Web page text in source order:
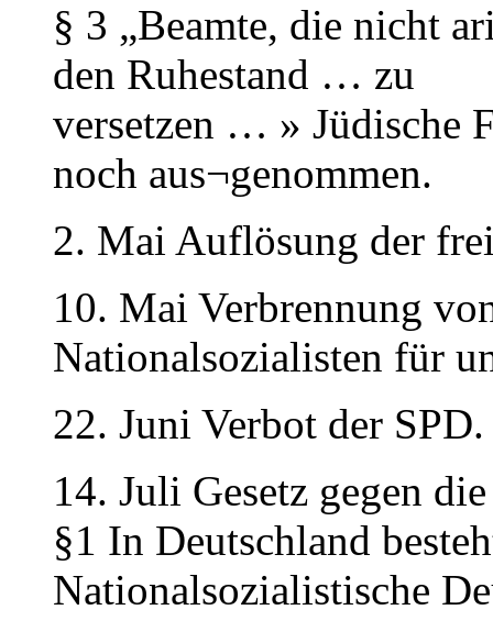
§ 3 „Beamte, die nicht
den Ruhestand … zu
versetzen … » Jüdische
noch aus¬genommen.
2. Mai Auflösung der
10. Mai Verbrennung
Nationalsozialisten für
22. Juni Verbot der SPD.
14. Juli Gesetz gegen
§1 In Deutschland
Nationalsozialistische